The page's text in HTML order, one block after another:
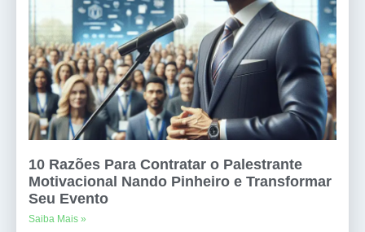
10 Razões Para Contratar o Palestrante
Motivacional Nando Pinheiro e Transformar
Seu Evento
Saiba Mais »